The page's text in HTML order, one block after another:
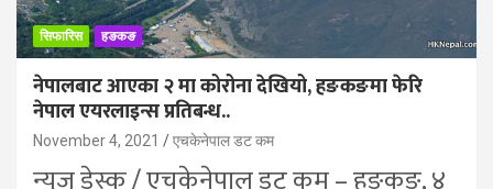
सिफारिस हङकङ
नेपालबाट आएका २ मा कोरोना देखियो, हङकङमा फेरि
नेपाल एयरलाइन्स प्रतिबन्ध..
November 4, 2021 एचकेनेपाल डट कम